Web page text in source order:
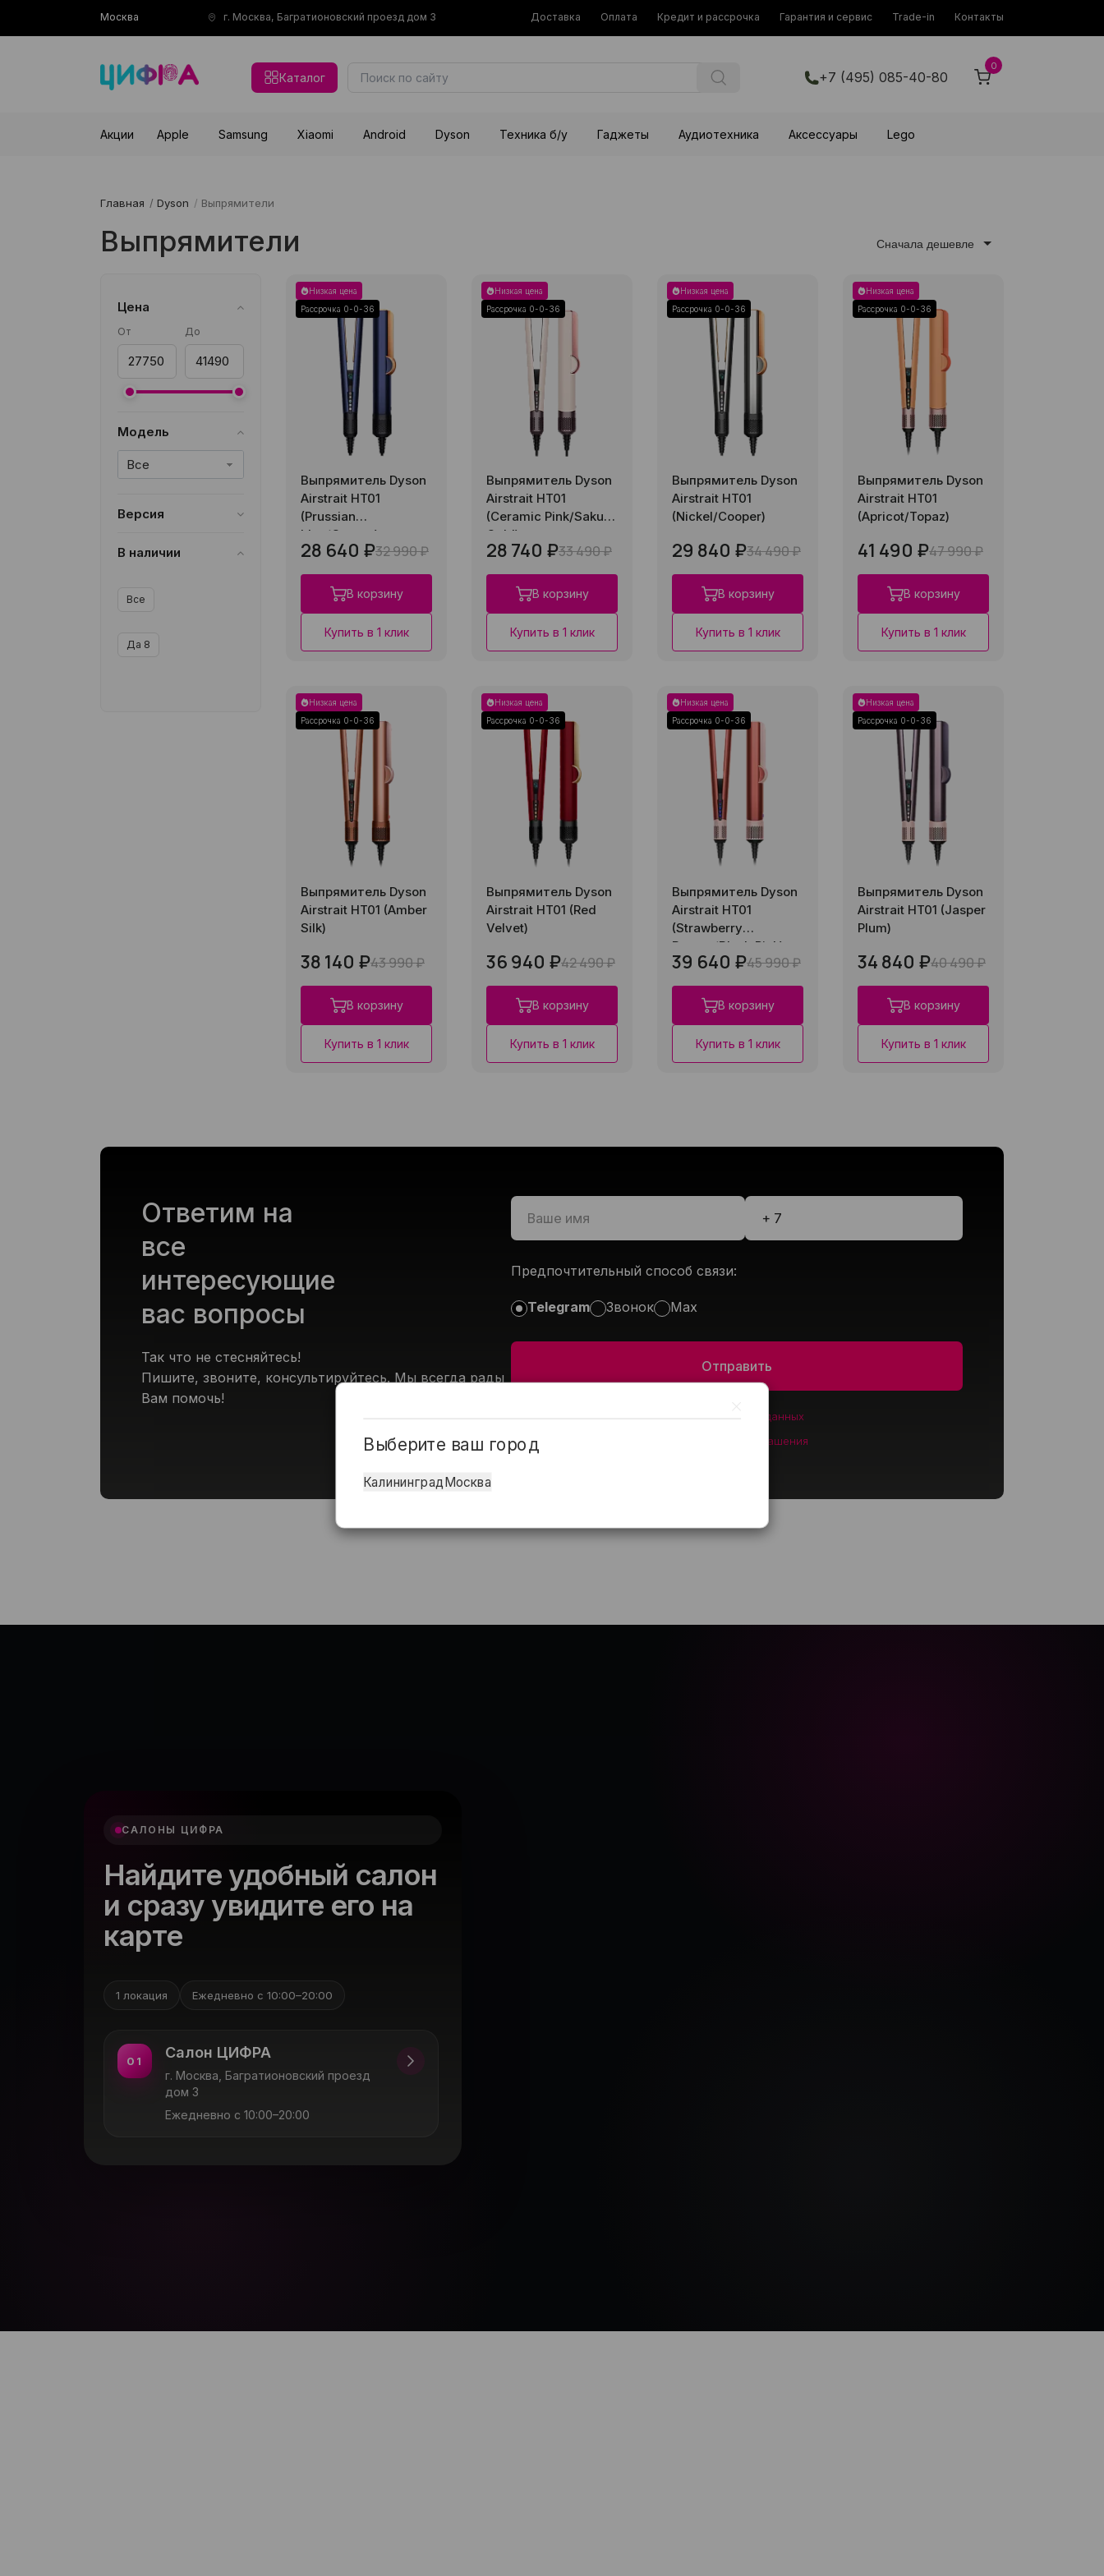
Москва г. Москва, Багратионовский проезд дом 3 Доставка Оплата Кредит и рассрочка Гарантия и сервис Trade-in Контакты
Каталог +7 (495) 085-40-80
0
Акции Apple Samsung Xiaomi Android Dyson Техника б/у Гаджеты Аудиотехника Аксессуары Lego
Главная / Dyson / Выпрямители
Выпрямители Сначала дешевле
Цена
От До
Модель
Все
Версия
Все
В наличии
Все
Да 8
Низкая цена
Рассрочка 0-0-36
Выпрямитель Dyson
Airstrait HT01
(Prussian
blue/Cooper)
28 640 ₽32 990 ₽
В корзину
Купить в 1 клик
Низкая цена
Рассрочка 0-0-36
Выпрямитель Dyson
Airstrait HT01
(Ceramic Pink/Sakura
Gold)
28 740 ₽33 490 ₽
В корзину
Купить в 1 клик
Низкая цена
Рассрочка 0-0-36
Выпрямитель Dyson
Airstrait HT01
(Nickel/Cooper)
29 840 ₽34 490 ₽
В корзину
Купить в 1 клик
Низкая цена
Рассрочка 0-0-36
Выпрямитель Dyson
Airstrait HT01
(Apricot/Topaz)
41 490 ₽47 990 ₽
В корзину
Купить в 1 клик
Низкая цена
Рассрочка 0-0-36
Выпрямитель Dyson
Airstrait HT01 (Amber
Silk)
38 140 ₽43 990 ₽
В корзину
Купить в 1 клик
Низкая цена
Рассрочка 0-0-36
Выпрямитель Dyson
Airstrait HT01 (Red
Velvet)
36 940 ₽42 490 ₽
В корзину
Купить в 1 клик
Низкая цена
Рассрочка 0-0-36
Выпрямитель Dyson
Airstrait HT01
(Strawberry
Bronze/Blush Pink)
39 640 ₽45 990 ₽
В корзину
Купить в 1 клик
Низкая цена
Рассрочка 0-0-36
Выпрямитель Dyson
Airstrait HT01 (Jasper
Plum)
34 840 ₽40 490 ₽
В корзину
Купить в 1 клик
Ответим на
все
интересующие
вас вопросы
Так что не стесняйтесь!
Пишите, звоните, консультируйтесь. Мы всегда рады
Вам помочь!
Предпочтительный способ связи:
Telegram Звонок Max
обработку персональных данных
Принимаю условия
пользовательского соглашения
САЛОНЫ ЦИФРА
Найдите удобный салон
и сразу увидите его на
карте
1 локация Ежедневно с 10:00–20:00
01 Салон ЦИФРА
г. Москва, Багратионовский проезд
дом 3
Ежедневно с 10:00–20:00
Выберите ваш город
КалининградМосква